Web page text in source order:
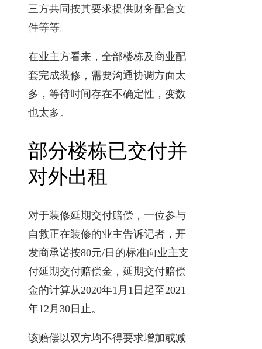
三方共同按其要求提供财务配合文
件等等。
在业主方看来，全部楼栋及商业配
套完成装修，需要沟通协调方面太
多，等待时间存在不确定性，变数
也太多。
部分楼栋已交付并
对外出租
对于装修延期交付赔偿，一位参与
自救正在装修的业主告诉记者，开
发商承诺按80元/日的标准向业主支
付延期交付赔偿金，延期交付赔偿
金的计算从2020年1月1日起至2021
年12月30日止。
该赔偿以双方均不得要求增加或减